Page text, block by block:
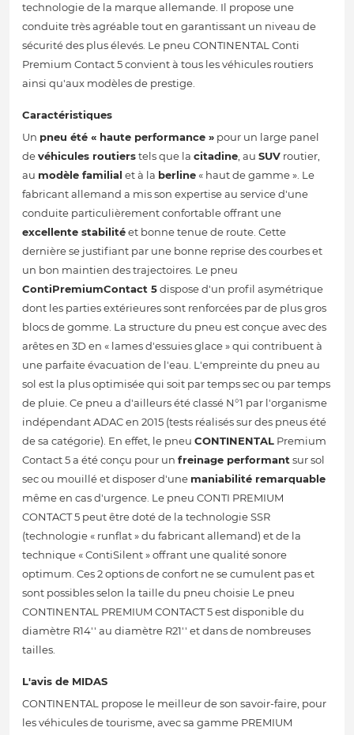
technologie de la marque allemande. Il propose une
conduite très agréable tout en garantissant un niveau de
sécurité des plus élevés. Le pneu CONTINENTAL Conti
Premium Contact 5 convient à tous les véhicules routiers
ainsi qu'aux modèles de prestige.
Caractéristiques
Un pneu été « haute performance » pour un large panel
devéhicules routierstels que la citadine, au SUV routier,
au modèle familial et à la berline« haut de gamme ». Le
fabricant allemand a mis son expertise au service d'une
conduite particulièrement confortable offrant une
excellente stabilitéet bonne tenue de route. Cette
dernière se justifiant par une bonne reprise des courbes et
un bon maintien des trajectoires. Le pneu
ContiPremiumContact 5dispose d'un profil asymétrique
dont les parties extérieures sont renforcées par de plus gros
blocs de gomme. La structure du pneu est conçue avec des
arêtes en 3D en « lames d'essuies glace » qui contribuent à
une parfaite évacuation de l'eau. L'empreinte du pneu au
sol est la plus optimisée qui soit par temps sec ou par temps
de pluie. Ce pneu a d'ailleurs été classé N°1 par l'organisme
indépendant ADAC en 2015 (tests réalisés sur des pneus été
de sa catégorie). En effet, le pneu CONTINENTAL Premium
Contact 5 a été conçu pour un freinage performantsur sol
sec ou mouillé et disposer d'une maniabilité remarquable
même en cas d'urgence. Le pneu CONTI PREMIUM
CONTACT 5 peut être doté de la technologie SSR
(technologie « runflat » du fabricant allemand) et de la
technique « ContiSilent » offrant une qualité sonore
optimum. Ces 2 options de confort ne se cumulent pas et
sont possibles selon la taille du pneu choisie Le pneu
CONTINENTAL PREMIUM CONTACT 5 est disponible du
diamètre R14'' au diamètre R21'' et dans de nombreuses
tailles.
L'avis de MIDAS
CONTINENTAL propose le meilleur de son savoir-faire, pour
les véhicules de tourisme, avec sa gamme PREMIUM